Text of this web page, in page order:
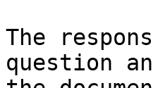
The
question